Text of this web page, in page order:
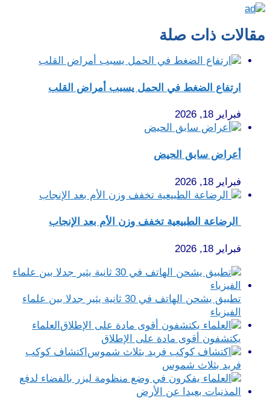
مقالات ذات صلة
ارتفاع الضغط في الحمل يسبب أمراض القلب
فبراير 18, 2026
أعراض سابق الحيض
فبراير 18, 2026
الرضاعة الطبيعية تخفف وزن الأم بعد الإنجاب
فبراير 18, 2026
تطبيق يشحن الهاتف في 30 ثانية يثير جدلا بين علماء
الفيزياء
العلماء
يكتشفون أقوى مادة على الإطلاق
اكتشاف كوكب
فريد بثلاث شموس